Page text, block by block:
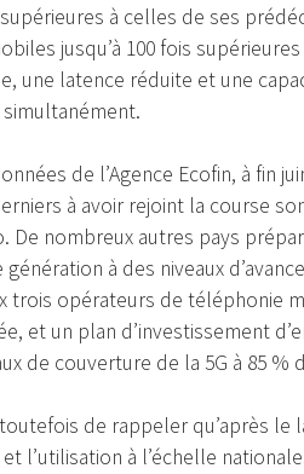
à celles de ses
jusqu’à 100 fois
une latence réduite et une
simultanément.
de l’Agence Ecofin, à fin
à avoir rejoint la course
De nombreux autres pays
à des niveaux
trois opérateurs de téléphonie
et un plan d’investissement
de couverture de la 5G à 85 %
de rappeler qu’après le
l’utilisation à l’échelle